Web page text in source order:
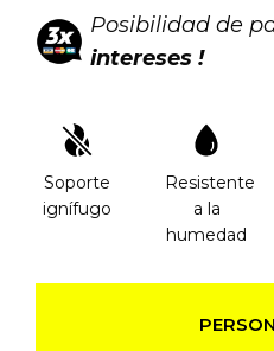
Posibilidad de
intereses !
Soporte
ignífugo
Resistente
a la
humedad